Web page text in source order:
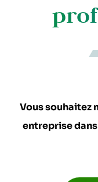
Vous souhaitez
entreprise